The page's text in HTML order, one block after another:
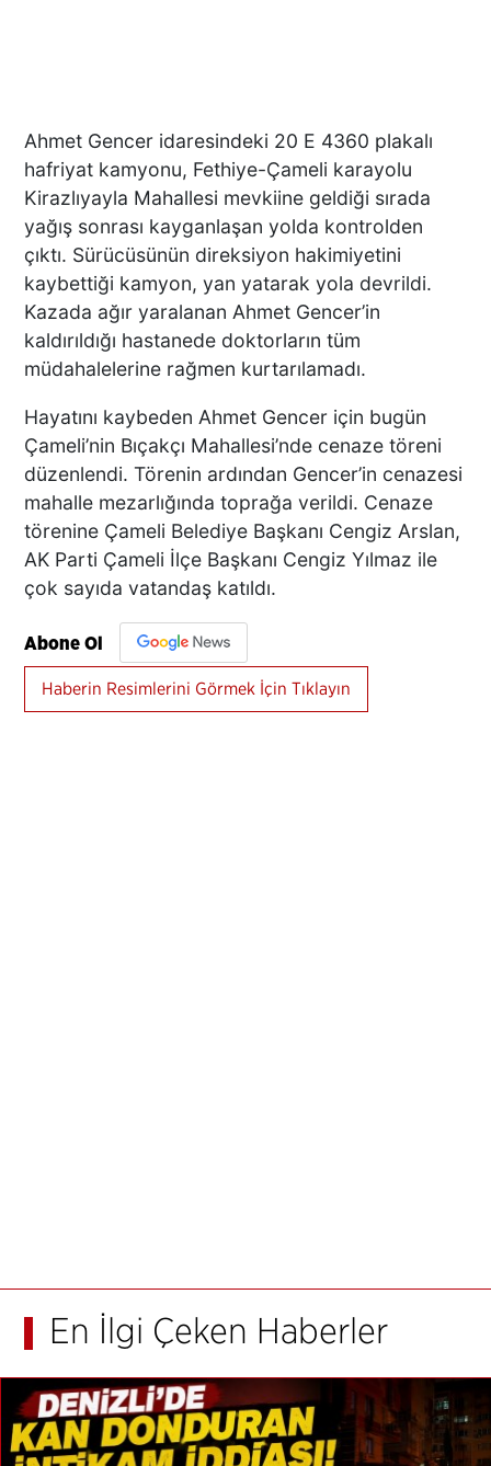
Ahmet Gencer idaresindeki 20 E 4360 plakalı
hafriyat kamyonu, Fethiye-Çameli karayolu
Kirazlıyayla Mahallesi mevkiine geldiği sırada
yağış sonrası kayganlaşan yolda kontrolden
çıktı. Sürücüsünün direksiyon hakimiyetini
kaybettiği kamyon, yan yatarak yola devrildi.
Kazada ağır yaralanan Ahmet Gencer’in
kaldırıldığı hastanede doktorların tüm
müdahalelerine rağmen kurtarılamadı.
Hayatını kaybeden Ahmet Gencer için bugün
Çameli’nin Bıçakçı Mahallesi’nde cenaze töreni
düzenlendi. Törenin ardından Gencer’in cenazesi
mahalle mezarlığında toprağa verildi. Cenaze
törenine Çameli Belediye Başkanı Cengiz Arslan,
AK Parti Çameli İlçe Başkanı Cengiz Yılmaz ile
çok sayıda vatandaş katıldı.
Abone Ol
Haberin Resimlerini Görmek İçin Tıklayın
En İlgi Çeken Haberler